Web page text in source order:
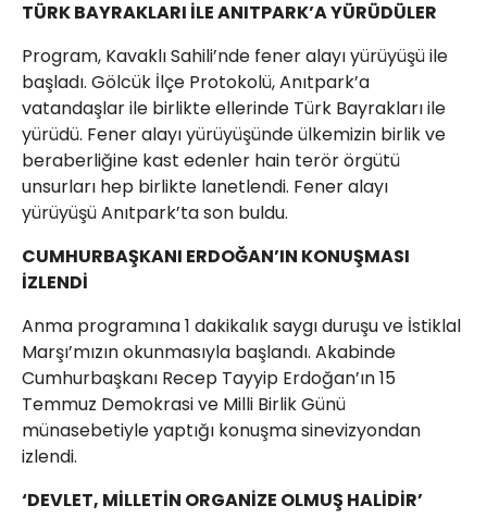
TÜRK BAYRAKLARI İLE ANITPARK’A YÜRÜDÜLER
Program, Kavaklı Sahili’nde fener alayı yürüyüşü ile
başladı. Gölcük İlçe Protokolü, Anıtpark’a
vatandaşlar ile birlikte ellerinde Türk Bayrakları ile
yürüdü. Fener alayı yürüyüşünde ülkemizin birlik ve
beraberliğine kast edenler hain terör örgütü
unsurları hep birlikte lanetlendi. Fener alayı
yürüyüşü Anıtpark’ta son buldu.
CUMHURBAŞKANI ERDOĞAN’IN KONUŞMASI
İZLENDİ
Anma programına 1 dakikalık saygı duruşu ve İstiklal
Marşı’mızın okunmasıyla başlandı. Akabinde
Cumhurbaşkanı Recep Tayyip Erdoğan’ın 15
Temmuz Demokrasi ve Milli Birlik Günü
münasebetiyle yaptığı konuşma sinevizyondan
izlendi.
‘DEVLET, MİLLETİN ORGANİZE OLMUŞ HALİDİR’